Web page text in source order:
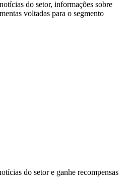
do setor, informações sobre
voltadas para o segmento
do setor e ganhe recompensas